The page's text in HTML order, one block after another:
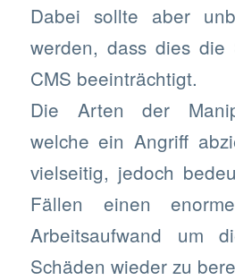
Dabei sollte aber
werden, dass dies die
CMS beeinträchtigt.
Die Arten der
welche ein Angriff
vielseitig, jedoch
Fällen einen
Arbeitsaufwand um
Schäden wieder zu